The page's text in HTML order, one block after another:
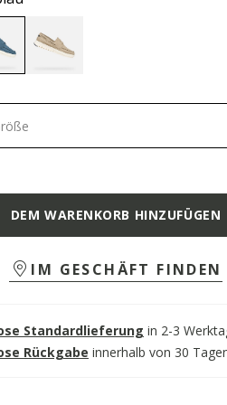
DEM WARENKORB HINZUFÜGEN
IM GESCHÄFT FINDEN
Standardlieferung in 2-3
Rückgabe innerhalb von 30